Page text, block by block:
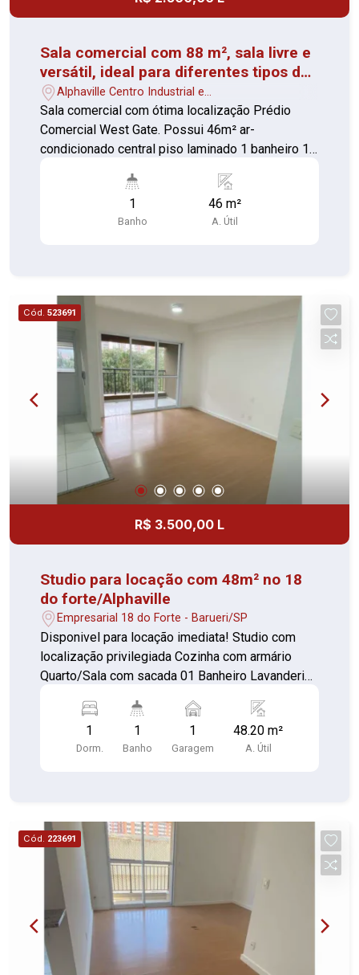
Sala comercial com 88 m², sala livre e
versátil, ideal para diferentes tipos de
negócios.
Alphaville Centro Industrial e
Empresarial/Alphaville. - Barueri/SP
Sala comercial com ótima localização Prédio
Comercial West Gate. Possui 46m² ar-
condicionado central piso laminado 1 banheiro 1
ao lado do Shopping Iguatemi
1
Banho
46 m²
A. Útil
Cód. 523691
R$ 3.500,00 L
Studio para locação com 48m² no 18
do forte/Alphaville
Empresarial 18 do Forte - Barueri/SP
Disponivel para locação imediata! Studio com
localização privilegiada Cozinha com armário
Quarto/Sala com sacada 01 Banheiro Lavanderia
garagem Com portaria 24 horas, elevador,
academia, piscina, salão de festas, churrasqueira,
playground, sauna, salão de jogos e
1
Dorm.
1
Banho
1
Garagem
48.20 m²
A. Útil
Cód. 223691